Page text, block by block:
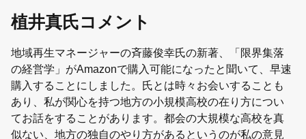
植井真氏コメント
地域再生マネージャーの斉藤俊幸氏の新著、「限界集落
の経営学」がAmazonで購入可能になったと聞いて、早速
購入することにしました。氏とは時々お会いすることも
あり、私が関心を持つ地方の小規模高校の在り方につい
てお話をすることがあります。都会の大規模な高校を真
似ない、地方の独自のやり方があるというのが私の意見